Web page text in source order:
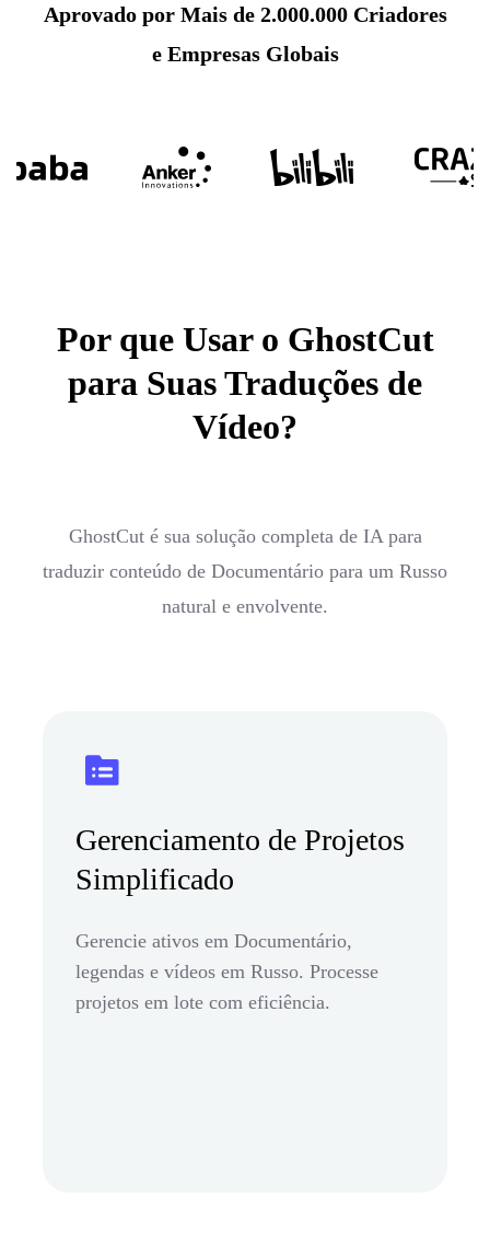
Aprovado por Mais de 2.000.000 Criadores
e Empresas Globais
Por que Usar o GhostCut
para Suas Traduções de
Vídeo?
GhostCut é sua solução completa de IA para
traduzir conteúdo de Documentário para um Russo
natural e envolvente.
Gerenciamento de Projetos
Simplificado
Gerencie ativos em Documentário,
legendas e vídeos em Russo. Processe
projetos em lote com eficiência.